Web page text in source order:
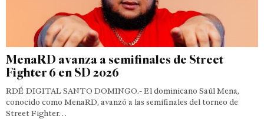
MenaRD avanza a semifinales de Street
Fighter 6 en SD 2026
RDÉ DIGITAL SANTO DOMINGO.- El dominicano Saúl Mena,
conocido como MenaRD, avanzó a las semifinales del torneo de
Street Fighter…